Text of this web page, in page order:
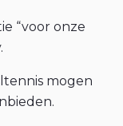
“voor onze
mogen